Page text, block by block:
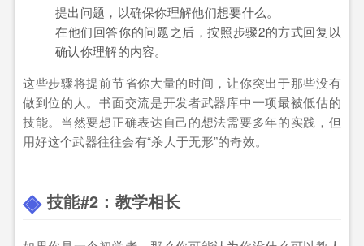
提出问题，以确保你理解他们想要什么。
在他们回答你的问题之后，按照步骤2的方式回复以
确认你理解的内容。
这些步骤将提前节省你大量的时间，让你突出于那些没有
做到位的人。书面交流是开发者武器库中一项最被低估的
技能。当然要想正确表达自己的想法需要多年的实践，但
用好这个武器往往会有“杀人于无形”的奇效。
技能#2：教学相长